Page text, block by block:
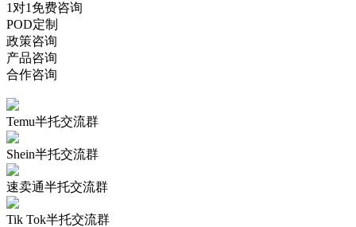
1对1免费咨询
POD定制
政策咨询
产品咨询
合作咨询
Temu半托交流群
Shein半托交流群
速卖通半托交流群
Tik Tok半托交流群